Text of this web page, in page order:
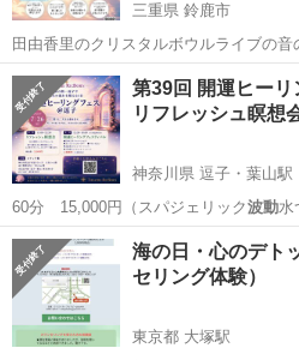
三重県 鈴鹿市
田由香里のクリスタルボウルライブの音
グを贅沢に体感して…
三重 鈴鹿市 コンサート/ショー
第39回 開運ヒー
リフレッシュ瞑想
神奈川県 逗子・葉山駅
60分 15,000円（スパジェリック波動水
シ…
神奈川 逗子市 逗子・葉山駅
海の日・心のデト
セリング体験）
東京都 大塚駅